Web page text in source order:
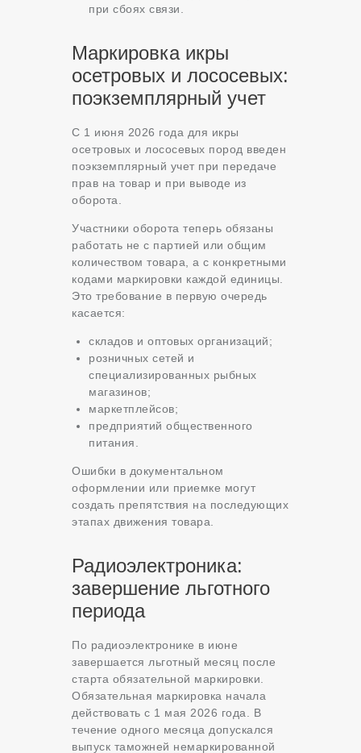
при сбоях связи.
Маркировка икры
осетровых и лососевых:
поэкземплярный учет
С 1 июня 2026 года для икры
осетровых и лососевых пород введен
поэкземплярный учет при передаче
прав на товар и при выводе из
оборота.
Участники оборота теперь обязаны
работать не с партией или общим
количеством товара, а с конкретными
кодами маркировки каждой единицы.
Это требование в первую очередь
касается:
складов и оптовых организаций;
розничных сетей и
специализированных рыбных
магазинов;
маркетплейсов;
предприятий общественного
питания.
Ошибки в документальном
оформлении или приемке могут
создать препятствия на последующих
этапах движения товара.
Радиоэлектроника:
завершение льготного
периода
По радиоэлектронике в июне
завершается льготный месяц после
старта обязательной маркировки.
Обязательная маркировка начала
действовать с 1 мая 2026 года. В
течение одного месяца допускался
выпуск таможней немаркированной